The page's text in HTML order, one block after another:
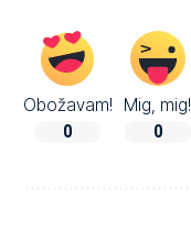
Obožavam!
0
Mig, mig!
0